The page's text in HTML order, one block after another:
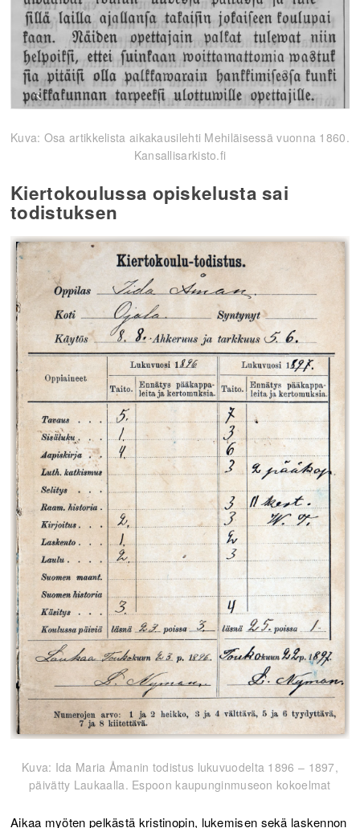
Kuva: Osa artikkelista aikakausilehti Mehiläisessä vuonna 1860.
Kansallisarkisto.fi
Kiertokoulussa opiskelusta sai
todistuksen
Kuva: Ida Maria Åmanin todistus lukuvuodelta 1896 – 1897,
päivätty Laukaalla. Espoon kaupunginmuseon kokoelmat
Aikaa myöten pelkästä kristinopin, lukemisen sekä laskennon